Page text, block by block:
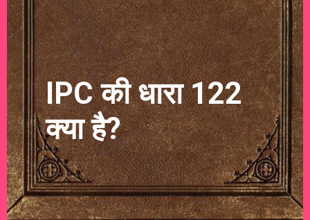
IPC की धारा 122
क्या है?